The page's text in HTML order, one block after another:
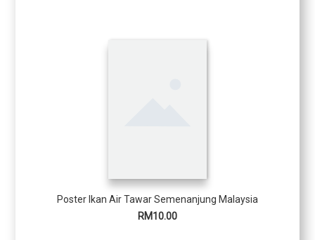
Poster Ikan Air Tawar Semenanjung Malaysia
RM10.00